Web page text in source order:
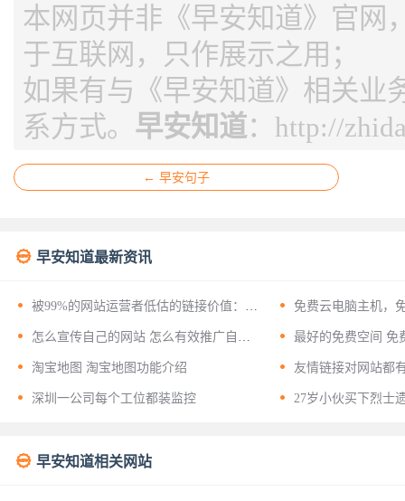
本网页并非《早安知道》官网
于互联网，只作展示之用；
如果有与《早安知道》相关业
系方式。 早安知道： http://
← 早安句子
 早安知道最新资讯
 被99%的网站运营者低估的链接价值：揭
开友情链接背后的十二层战略意义
 免费云电脑主机，
 怎么宣传自己的网站 怎么有效推广自己
的网站？
 最好的免费空间 免
 淘宝地图 淘宝地图功能介绍  友情链接对网站都
 深圳一公司每个工位都装监控  27岁小伙买下烈士
 早安知道相关网站